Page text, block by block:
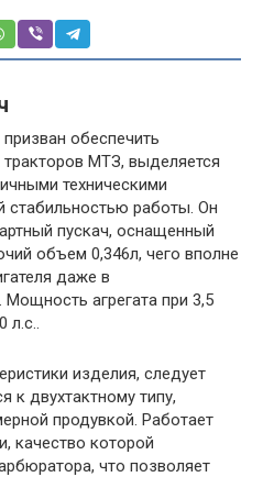
обеспечить
МТЗ, выделяется
техническими
стабильностью работы. Он
пускач, оснащенный
объем 0,346л, чего вполне
даже в
Мощность агрегата при 3,5
л.с..
изделия, следует
к двухтактному типу,
продувкой. Работает
качество которой
что позволяет